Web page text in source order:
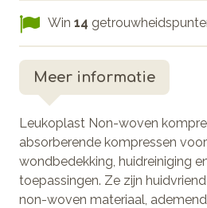
Win 14
Meer informatie
Leukoplast Non-woven
absorberende kompressen
wondbedekking, huidreiniging
toepassingen. Ze zijn
non-woven materiaal,